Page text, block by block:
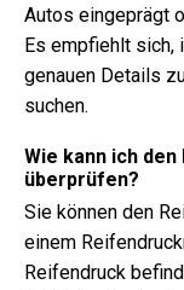
Autos eingeprägt
Es empfiehlt sich,
genauen Details
suchen.
Wie kann ich
überprüfen?
Sie können den
einem
Reifendruck